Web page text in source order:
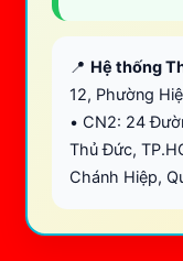
📍 Hệ thống
12, Phường
• CN2: 24
Thủ Đức,
Chánh Hiệp,